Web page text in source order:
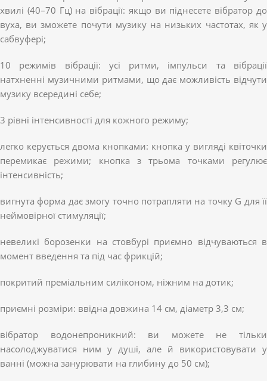
хвилі (40–70 Гц) на вібрації: якщо ви піднесете вібратор до
вуха, ви зможете почути музику на низьких частотах, як у
сабвуфері;
10 режимів вібрації: усі ритми, імпульси та вібрації
натхненні музичними ритмами, що дає можливість відчути
музику всередині себе;
3 рівні інтенсивності для кожного режиму;
легко керується двома кнопками: кнопка у вигляді квіточки
перемикає режими; кнопка з трьома точками регулює
інтенсивність;
вигнута форма дає змогу точно потрапляти на точку G для її
неймовірної стимуляції;
невеликі борозенки на стовбурі приємно відчуваються в
момент введення та під час фрикцій;
покритий преміальним силіконом, ніжним на дотик;
приємні розміри: ввідна довжина 14 см, діаметр 3,3 см;
вібратор водонепроникний: ви можете не тільки
насолоджуватися ним у душі, але й використовувати у
ванні (можна занурювати на глибину до 50 см);